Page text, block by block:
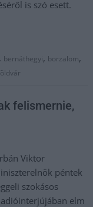
is szó esett.
, bernáthegyi, borzalom,
felismernie,
Viktor
péntek
szokásos
elm